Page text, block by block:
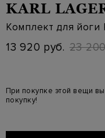
KARL
Комплект для йоги
13 920 руб. 23
При покупке этой вещи
покупку!